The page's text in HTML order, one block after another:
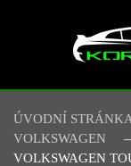
Skip to main
ÚVODNÍ STRÁNKA
VOLKSWAGEN
VOLKSWAGEN